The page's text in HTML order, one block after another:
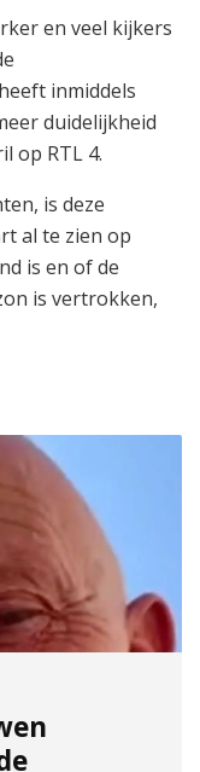
en veel kijkers
inmiddels
duidelijkheid
op RTL 4.
is deze
al te zien op
is en of de
is vertrokken,